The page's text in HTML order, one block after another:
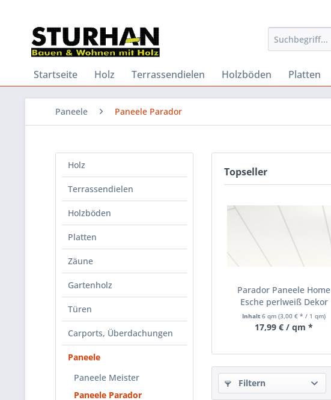
Startseite Holz Terrassendielen Holzböden Platten
Paneele Paneele Parador
Holz
Terrassendielen
Holzböden
Platten
Zäune
Gartenholz
Türen
Carports, Überdachungen
Paneele
Paneele Meister
Paneele Parador
Topseller
Parador Paneele Home
Esche perlweiß Dekor
Inhalt6 qm(3,00 € * / 1 qm)
17,99 € / qm *
Filtern